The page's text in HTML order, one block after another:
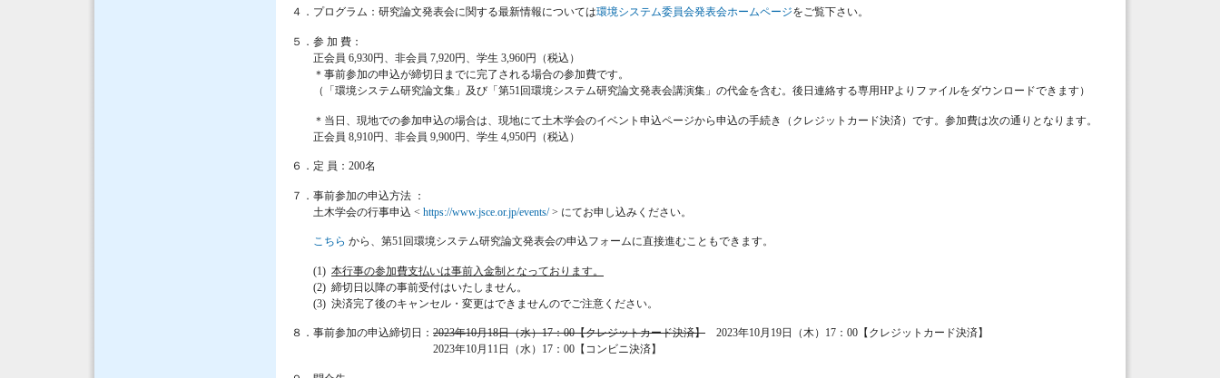
４．プログラム：研究論文発表会に関する最新情報については環境システム委員会発表会ホームページをご覧下さい。
５．参 加 費：
正会員 6,930円、非会員 7,920円、学生 3,960円（税込）
＊事前参加の申込が締切日までに完了される場合の参加費です。
（「環境システム研究論文集」及び「第51回環境システム研究論文発表会講演集」の代金を含む。後日連絡する専用HPよりファイルをダウンロードできます）
＊当日、現地での参加申込の場合は、現地にて土木学会のイベント申込ページから申込の手続き（クレジットカード決済）です。参加費は次の通りとなります。
正会員 8,910円、非会員 9,900円、学生 4,950円（税込）
６．定 員：200名
７．事前参加の申込方法 ：
土木学会の行事申込 < https://www.jsce.or.jp/events/> にてお申し込みください。
こちら から、第51回環境システム研究論文発表会の申込フォームに直接進むこともできます。
(1) 本行事の参加費支払いは事前入金制となっております。
(2) 締切日以降の事前受付はいたしません。
(3) 決済完了後のキャンセル・変更はできませんのでご注意ください。
８．事前参加の申込締切日： 2023年10月18日（水）17：00【クレジットカード決済】 2023年10月19日（木）17：00【クレジットカード決済】
2023年10月11日（水）17：00【コンビニ決済】